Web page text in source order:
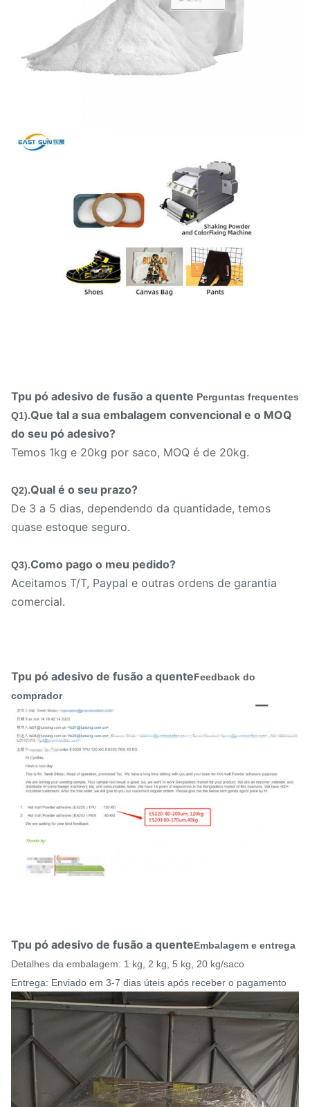
Tpu pó adesivo de fusão a quente Perguntas frequentes
Q1).Que tal a sua embalagem convencional e o MOQ
do seu pó adesivo?
Temos 1kg e 20kg por saco, MOQ é de 20kg.
Q2).Qual é o seu prazo?
De 3 a 5 dias, dependendo da quantidade, temos
quase estoque seguro.
Q3).Como pago o meu pedido?
Aceitamos T/T, Paypal e outras ordens de garantia
comercial.
Tpu pó adesivo de fusão a quenteFeedback do
comprador
Tpu pó adesivo de fusão a quenteEmbalagem e entrega
Detalhes da embalagem: 1 kg, 2 kg, 5 kg, 20 kg/saco
Entrega: Enviado em 3-7 dias úteis após receber o pagamento